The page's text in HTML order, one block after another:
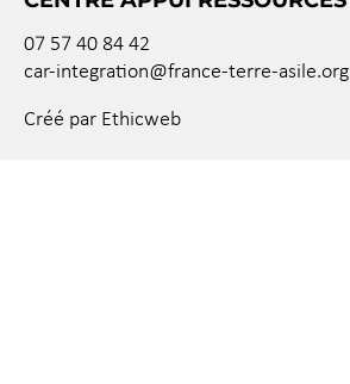
07 57 40 84 42
car-integration@france-terre-asile.org
Créé par Ethicweb